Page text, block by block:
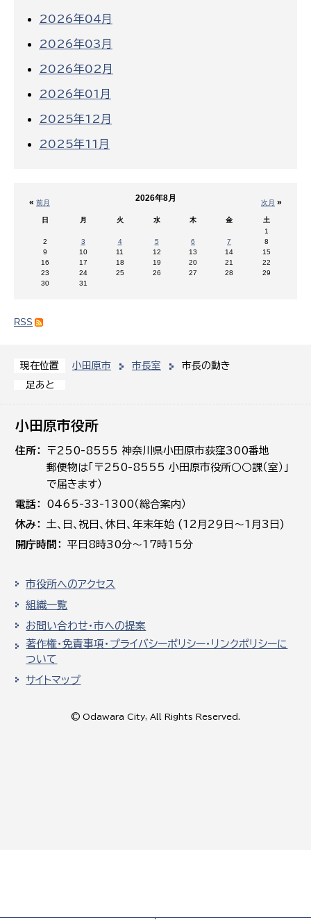
現在位置 小田原市 市長室
市長の動き
足あと
2026年04月
2026年03月
2026年02月
2026年01月
2025年12月
2025年11月
« 前月 次月 »
2026年8月
日 月 火 水 木 金
土
1
2
3 4 5 6 7
8
9
10 11 12 13 14
15
16
17 18 19 20 21
22
23
24 25 26 27 28
29
30
31
RSS
小田原市役所
住所
〒250-8555 神奈川県小田原市荻窪300番地
郵便物は「〒250-8555 小田原市役所○○課（室）」
で届きます）
電話
0465-33-1300（総合案内）
休み
土､日､祝日、休日、年末年始 (12月29日～1月3日)
開庁時間
平日8時30分～17時15分
市役所へのアクセス
組織一覧
お問い合わせ・市への提案
著作権・免責事項・プライバシーポリシー・リンクポリシーに
ついて
サイトマップ
© Odawara City, All Rights Reserved.